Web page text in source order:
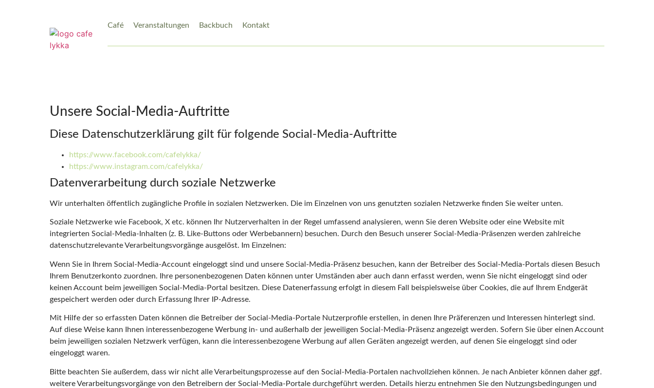
Café Veranstaltungen Backbuch Kontakt
Unsere Social-Media-Auftritte
Diese Datenschutzerklärung gilt für folgende Social-Media-Auftritte
https://www.facebook.com/cafelykka/
https://www.instagram.com/cafelykka/
Datenverarbeitung durch soziale Netzwerke
Wir unterhalten öffentlich zugängliche Profile in sozialen Netzwerken. Die im Einzelnen von uns genutzten sozialen Netzwerke finden Sie weiter unten.
Soziale Netzwerke wie Facebook, X etc. können Ihr Nutzerverhalten in der Regel umfassend analysieren, wenn Sie deren Website oder eine Website mit
integrierten Social-Media-Inhalten (z. B. Like-Buttons oder Werbebannern) besuchen. Durch den Besuch unserer Social-Media-Präsenzen werden zahlreiche
datenschutzrelevante Verarbeitungsvorgänge ausgelöst. Im Einzelnen:
Wenn Sie in Ihrem Social-Media-Account eingeloggt sind und unsere Social-Media-Präsenz besuchen, kann der Betreiber des Social-Media-Portals diesen Besuch
Ihrem Benutzerkonto zuordnen. Ihre personenbezogenen Daten können unter Umständen aber auch dann erfasst werden, wenn Sie nicht eingeloggt sind oder
keinen Account beim jeweiligen Social-Media-Portal besitzen. Diese Datenerfassung erfolgt in diesem Fall beispielsweise über Cookies, die auf Ihrem Endgerät
gespeichert werden oder durch Erfassung Ihrer IP-Adresse.
Mit Hilfe der so erfassten Daten können die Betreiber der Social-Media-Portale Nutzerprofile erstellen, in denen Ihre Präferenzen und Interessen hinterlegt sind.
Auf diese Weise kann Ihnen interessenbezogene Werbung in- und außerhalb der jeweiligen Social-Media-Präsenz angezeigt werden. Sofern Sie über einen Account
beim jeweiligen sozialen Netzwerk verfügen, kann die interessenbezogene Werbung auf allen Geräten angezeigt werden, auf denen Sie eingeloggt sind oder
eingeloggt waren.
Bitte beachten Sie außerdem, dass wir nicht alle Verarbeitungsprozesse auf den Social-Media-Portalen nachvollziehen können. Je nach Anbieter können daher ggf.
weitere Verarbeitungsvorgänge von den Betreibern der Social-Media-Portale durchgeführt werden. Details hierzu entnehmen Sie den Nutzungsbedingungen und